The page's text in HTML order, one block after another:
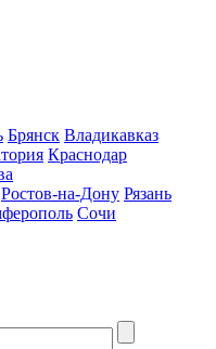
Брянск Владикавказ
Краснодар
Ростов-на-Дону Рязань
Сочи